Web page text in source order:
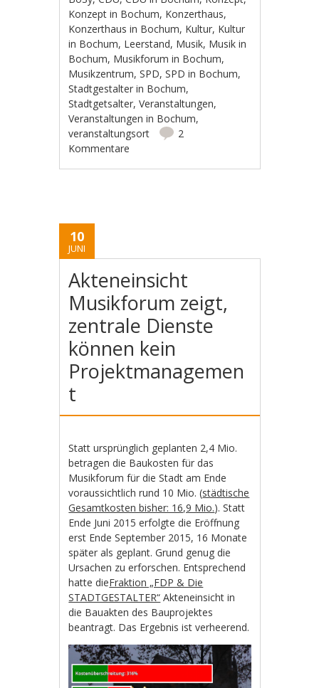
Konzept in Bochum, Konzerthaus,
Konzerthaus in Bochum, Kultur, Kultur
in Bochum, Leerstand, Musik, Musik in
Bochum, Musikforum in Bochum,
Musikzentrum,SPD,SPD in Bochum,
Stadtgestalter in Bochum,
Stadtgetsalter,Veranstaltungen,
Veranstaltungen in Bochum,
veranstaltungsort
2
Kommentare
10
JUNI
Akteneinsicht
Musikforum zeigt,
zentrale Dienste
können kein
Projektmanagemen
t
Statt ursprünglich geplanten 2,4 Mio.
betragen die Baukosten für das
Musikforum für die Stadt am Ende
voraussichtlich rund 10 Mio. (städtische
Gesamtkosten bisher: 16,9 Mio.). Statt
Ende Juni 2015 erfolgte die Eröffnung
erst Ende September 2015, 16 Monate
später als geplant. Grund genug die
Ursachen zu erforschen. Entsprechend
hatte dieFraktion „FDP & Die
STADTGESTALTER“ Akteneinsicht in
die Bauakten des Bauprojektes
beantragt. Das Ergebnis ist verheerend.